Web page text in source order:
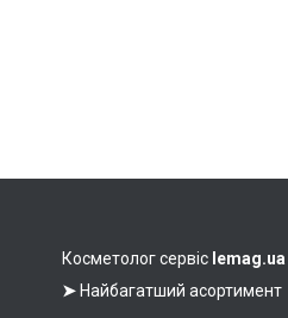
Косметолог сервіс lemag.ua
➤Найбагатший асортимент